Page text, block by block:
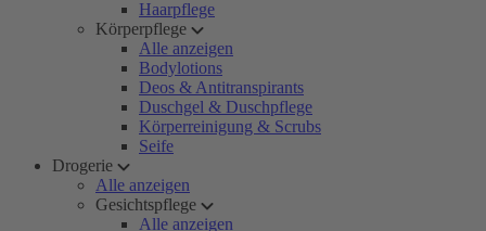
Haarpflege
Körperpflege
Alle anzeigen
Bodylotions
Deos & Antitranspirants
Duschgel & Duschpflege
Körperreinigung & Scrubs
Seife
Drogerie
Alle anzeigen
Gesichtspflege
Alle anzeigen